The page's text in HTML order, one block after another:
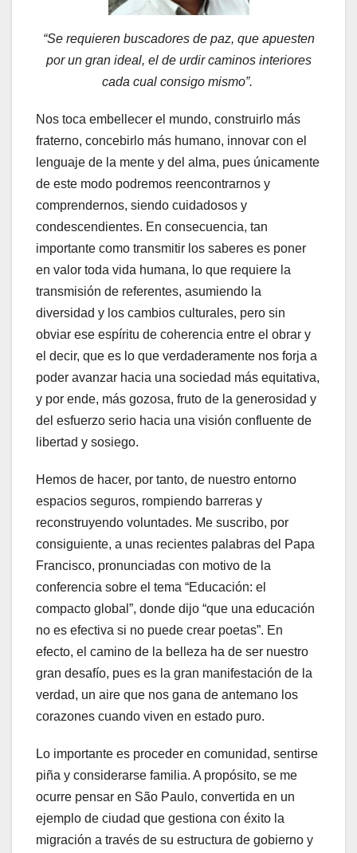
“Se requieren buscadores de paz, que apuesten
por un gran ideal, el de urdir caminos interiores
cada cual consigo mismo”.
Nos toca embellecer el mundo, construirlo más
fraterno, concebirlo más humano, innovar con el
lenguaje de la mente y del alma, pues únicamente
de este modo podremos reencontrarnos y
comprendernos, siendo cuidadosos y
condescendientes. En consecuencia, tan
importante como transmitir los saberes es poner
en valor toda vida humana, lo que requiere la
transmisión de referentes, asumiendo la
diversidad y los cambios culturales, pero sin
obviar ese espíritu de coherencia entre el obrar y
el decir, que es lo que verdaderamente nos forja a
poder avanzar hacia una sociedad más equitativa,
y por ende, más gozosa, fruto de la generosidad y
del esfuerzo serio hacia una visión confluente de
libertad y sosiego.
Hemos de hacer, por tanto, de nuestro entorno
espacios seguros, rompiendo barreras y
reconstruyendo voluntades. Me suscribo, por
consiguiente, a unas recientes palabras del Papa
Francisco, pronunciadas con motivo de la
conferencia sobre el tema “Educación: el
compacto global”, donde dijo “que una educación
no es efectiva si no puede crear poetas”. En
efecto, el camino de la belleza ha de ser nuestro
gran desafío, pues es la gran manifestación de la
verdad, un aire que nos gana de antemano los
corazones cuando viven en estado puro.
Lo importante es proceder en comunidad, sentirse
piña y considerarse familia. A propósito, se me
ocurre pensar en São Paulo, convertida en un
ejemplo de ciudad que gestiona con éxito la
migración a través de su estructura de gobierno y